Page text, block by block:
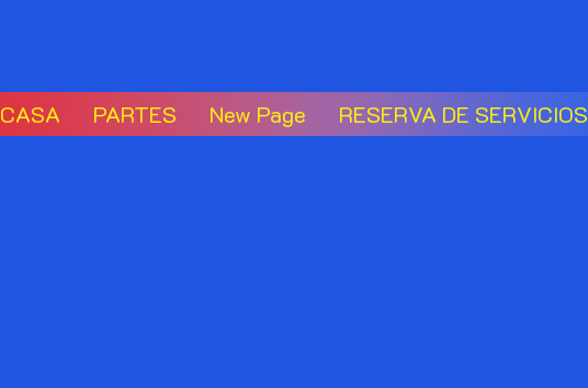
CASA PARTES New Page RESERVA DE SERVICIOS